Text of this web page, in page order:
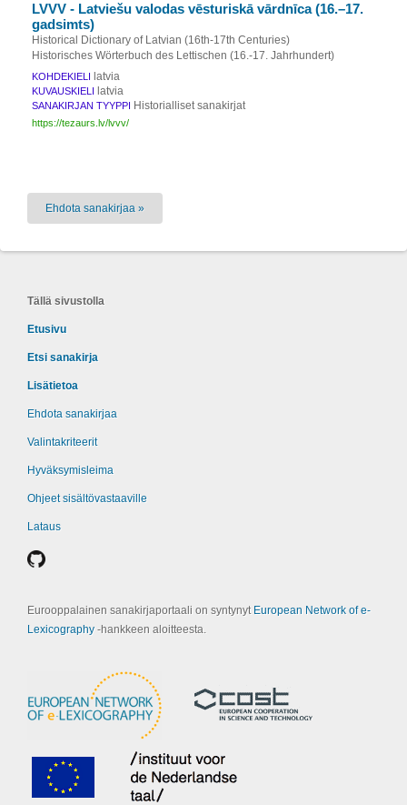
LVVV - Latviešu valodas vēsturiskā vārdnīca (16.–17.
gadsimts)
Historical Dictionary of Latvian (16th-17th Centuries)
Historisches Wörterbuch des Lettischen (16.-17. Jahrhundert)
KOHDEKIELI latvia
KUVAUSKIELI latvia
SANAKIRJAN TYYPPI Historialliset sanakirjat
https://tezaurs.lv/lvvv/
Ehdota sanakirjaa »
Tällä sivustolla
Etusivu
Etsi sanakirja
Lisätietoa
Ehdota sanakirjaa
Valintakriteerit
Hyväksymisleima
Ohjeet sisältövastaaville
Lataus
Eurooppalainen sanakirjaportaali on syntynyt European Network of e-
Lexicography ‑hankkeen aloitteesta.